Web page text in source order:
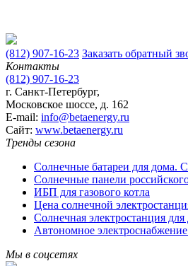
(812) 907-16-23 Заказать обратный
Контакты
(812) 907-16-23
г. Санкт-Петербург,
Московское шоссе, д. 162
E-mail: info@betaenergy.ru
Cайт: www.betaenergy.ru
Тренды сезона
Солнечные батареи для дома.
Солнечные панели
ИБП для газового котла
Цена солнечной
Солнечная электростанция
Автономное
Мы в соцсетях